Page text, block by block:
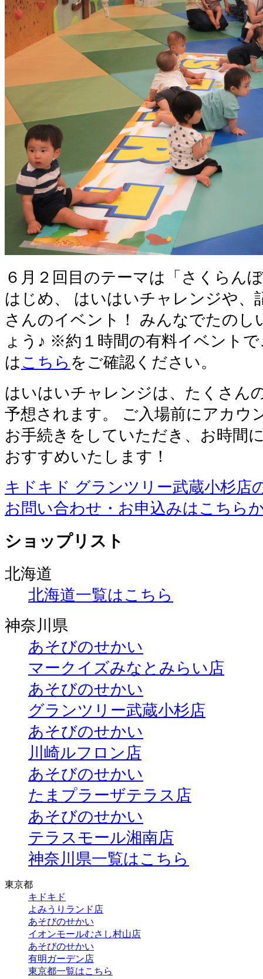
６月２回目のテーマは「さくらん
はじめ、 はいはいチャレンジや、
さんのイベント！ みんなでたの
ょう♪ ※約１時間の有料イベント
は こちら をご確認ください。
はいはいチャレンジは、たくさん
予想されます。 ご入場前にアカウ
お手続きをしていただき、お時間
おすすめいたします！
キドキド グランツリー武蔵小杉店
お問い合わせ・お申込みはこちら
ショップリスト
北海道
北海道一覧はこちら
神奈川県
あそびのせかい
マークイズみなとみらい店
あそびのせかい
グランツリー武蔵小杉店
あそびのせかい
川崎ルフロン店
あそびのせかい
たまプラーザテラス店
あそびのせかい
テラスモール湘南店
神奈川県一覧はこちら
東京都
キドキド
よみうりランド店
あそびのせかい
イオンモールむさし村山店
あそびのせかい
有明ガーデン店
東京都一覧はこちら